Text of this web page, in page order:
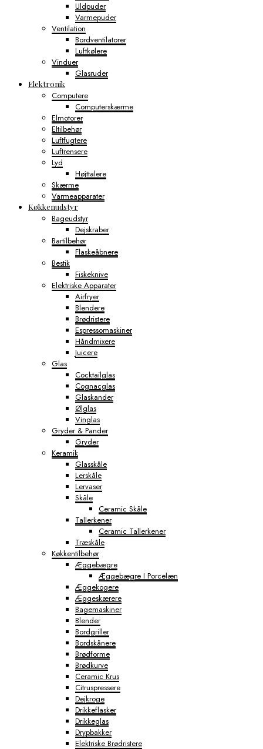
Uldpuder
Varmepuder
Ventilation
Bordventilatorer
Luftkølere
Vinduer
Glasruder
Elektronik
Computere
Computerskærme
Elmotorer
Eltilbehør
Luftfugtere
Luftrensere
Lyd
Højttalere
Skærme
Varmeapparater
Køkkenudstyr
Bageudstyr
Dejskraber
Bartilbehør
Flaskeåbnere
Bestik
Fiskeknive
Elektriske Apparater
Airfryer
Blendere
Brødristere
Espressomaskiner
Håndmixere
Juicere
Glas
Cocktailglas
Cognacglas
Glaskander
Ølglas
Vinglas
Gryder & Pander
Gryder
Keramik
Glasskåle
Lerskåle
Lervaser
Skåle
Ceramic Skåle
Tallerkener
Ceramic Tallerkener
Træskåle
Køkkentilbehør
Æggebægre
Æggebægre I Porcelæn
Æggekogere
Æggeskærere
Bagemaskiner
Blender
Bordgriller
Bordskånere
Brødforme
Brødkurve
Ceramic Krus
Citruspressere
Dejkroge
Drikkeflasker
Drikkeglas
Drypbakker
Elektriske Brødristere